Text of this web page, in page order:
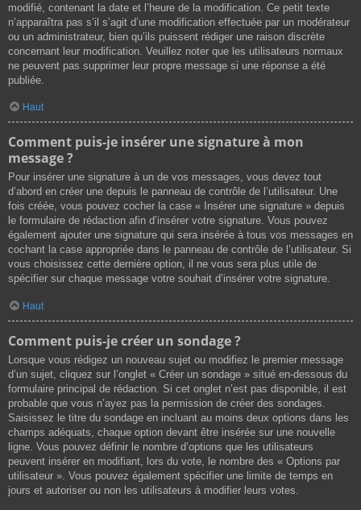
modifié, contenant la date et l’heure de la modification. Ce petit texte
n’apparaîtra pas s’il s’agit d’une modification effectuée par un modérateur
ou un administrateur, bien qu’ils puissent rédiger une raison discrète
concernant leur modification. Veuillez noter que les utilisateurs normaux
ne peuvent pas supprimer leur propre message si une réponse a été
publiée.
Haut
Comment puis-je insérer une signature à mon
message ?
Pour insérer une signature à un de vos messages, vous devez tout
d’abord en créer une depuis le panneau de contrôle de l’utilisateur. Une
fois créée, vous pouvez cocher la case « Insérer une signature » depuis
le formulaire de rédaction afin d’insérer votre signature. Vous pouvez
également ajouter une signature qui sera insérée à tous vos messages en
cochant la case appropriée dans le panneau de contrôle de l’utilisateur. Si
vous choisissez cette dernière option, il ne vous sera plus utile de
spécifier sur chaque message votre souhait d’insérer votre signature.
Haut
Comment puis-je créer un sondage ?
Lorsque vous rédigez un nouveau sujet ou modifiez le premier message
d’un sujet, cliquez sur l’onglet « Créer un sondage » situé en-dessous du
formulaire principal de rédaction. Si cet onglet n’est pas disponible, il est
probable que vous n’ayez pas la permission de créer des sondages.
Saisissez le titre du sondage en incluant au moins deux options dans les
champs adéquats, chaque option devant être insérée sur une nouvelle
ligne. Vous pouvez définir le nombre d’options que les utilisateurs
peuvent insérer en modifiant, lors du vote, le nombre des « Options par
utilisateur ». Vous pouvez également spécifier une limite de temps en
jours et autoriser ou non les utilisateurs à modifier leurs votes.